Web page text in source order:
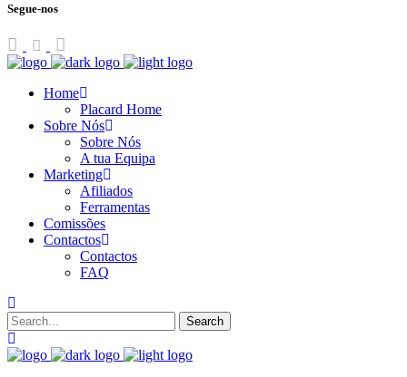
Segue-nos
Home
Placard Home
Sobre Nós
Sobre Nós
A tua Equipa
Marketing
Afiliados
Ferramentas
Comissões
Contactos
Contactos
FAQ